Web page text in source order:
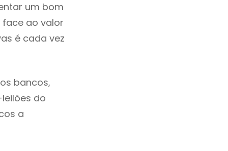
um bom
ao valor
é cada vez
bancos,
do
a